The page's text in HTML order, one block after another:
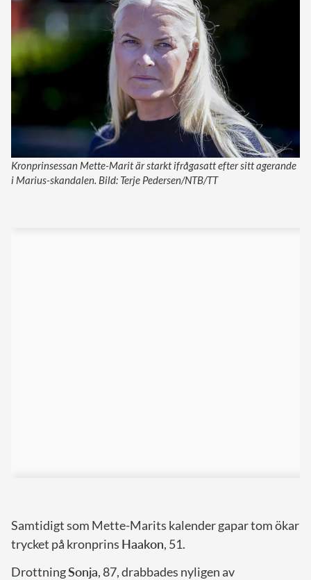
Kronprinsessan Mette-Marit är starkt ifrågasatt efter sitt agerande
i Marius-skandalen. Bild: Terje Pedersen/NTB/TT
Samtidigt som Mette-Marits kalender gapar tom ökar
trycket på kronprins Haakon, 51.
DrottningSonja, 87, drabbades nyligen av